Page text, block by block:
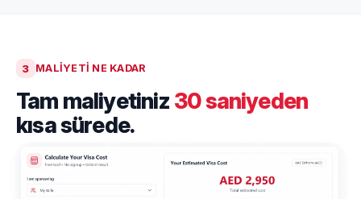
3 MALIYETI NE KADAR
Tam maliyetiniz 30 saniyeden
kısa sürede.